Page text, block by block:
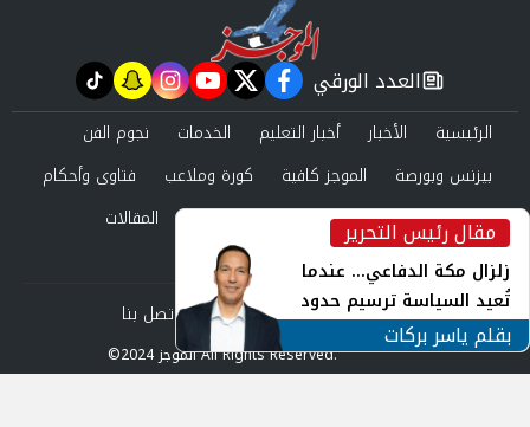
مقال رئيس التحرير
زلزال مكة الدفاعي... عندما
تُعيد السياسة ترسيم حدود
الأمن القومي العربي
بقلم ياسر بركات
newspaper
العدد الورقي facebook
twitter
youtube
instagram
snapchat
tiktok
الرئيسية الأخبار أخبار التعليم الخدمات
نجوم الفن
بيزنس وبورصة
الموجز كافية كورة وملاعب
فتاوى وأحكام
صحة وجمال
عرب وعالم حوادث ومحاكم
المقالات
العدد الورقي
من نحن
سياسة الخصوصية اتصل بنا
©2024 الموجز All Rights Reserved.